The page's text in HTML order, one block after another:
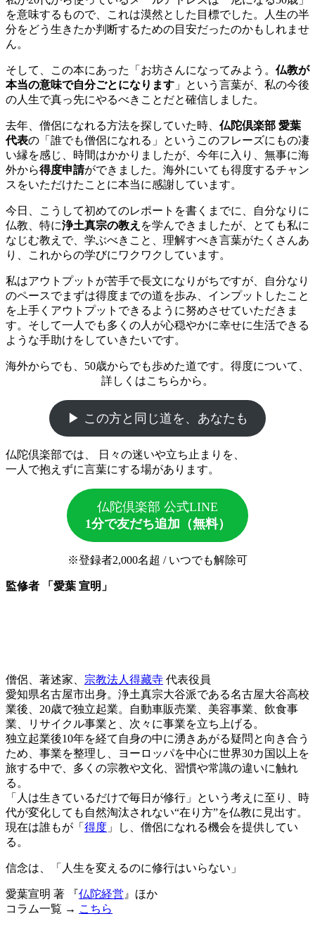
を意味するもので、これは漠然とした目標でした。人生の半
分をどう生きたか判断するための目安だったのかもしれませ
ん。
そして、この本にあった「お坊さんになってみよう。 仏教が
本当の意味で自分ごとになります 」という言葉が、私の今後
の人生で真っ先にやるべきことだと確信しました。
去年、僧侶になれる方法を探していた時、 仏陀倶楽部 愛葉
代表の「誰でも僧侶になれる」というこのフレーズにもの凄
い縁を感じ、時間はかかりましたが、今年に入り、無事に海
外から得度申請ができました。海外にいても得度するチャン
スをいただけたことに本当に感謝しています。
今日、こうして初めてのレポートを書くまでに、自分なりに
仏教、特に浄土真宗の教え を学んできましたが、とても私に
なじむ教えで、学ぶべきこと、理解すべき言葉がたくさんあ
り、これからの学びにワクワクしています。
私はアウトプットが苦手で長文になりがちですが、自分なり
のペースでまずは得度までの道を歩み、インプットしたこと
を上手くアウトプットできるように努めさせていただきま
す。そして一人でも多くの人が心穏やかに幸せに生活できる
ような手助けをしていきたいです。
海外からでも、50歳からでも歩めた道です。得度について、
詳しくはこちらから。
▶ この方と同じ道を、あなたも
仏陀倶楽部では、 日々の迷いや立ち止まりを、
一人で抱えずに言葉にする場があります。
仏陀倶楽部 公式LINE
1分で友だち追加（無料）
※登録者2,000名超 / いつでも解除可
監修者 「愛葉 宣明」
僧侶、著述家、 宗教法人得藏寺 代表役員
愛知県名古屋市出身。浄土真宗大谷派である名古屋大谷高校
業後、20歳で独立起業。自動車販売業、美容事業、飲食事
業、リサイクル事業と、次々に事業を立ち上げる。
独立起業後10年を経て自身の中に湧きあがる疑問と向き合う
ため、事業を整理し、ヨーロッパを中心に世界30カ国以上を
旅する中で、多くの宗教や文化、習慣や常識の違いに触れ
る。
「人は生きているだけで毎日が修行」という考えに至り、時
代が変化しても自然淘汰されない“在り方”を仏教に見出す。
現在は誰もが「 得度 」し、僧侶になれる機会を提供してい
る。
信念は、「人生を変えるのに修行はいらない」
愛葉宣明 著 『仏陀経営 』ほか
コラム一覧 → こちら